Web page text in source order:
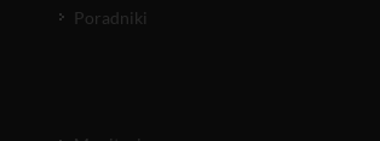
Poradniki